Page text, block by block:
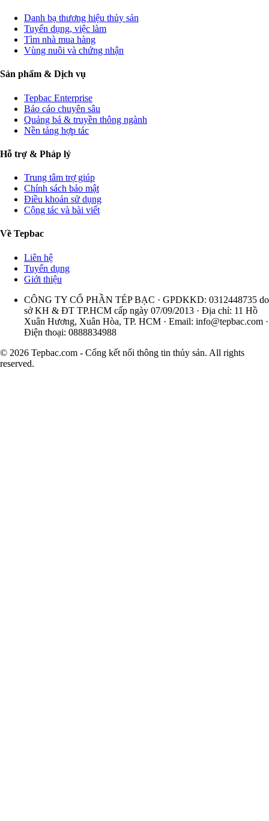
Danh bạ thương hiệu thủy sản
Tuyển dụng, việc làm
Tìm nhà mua hàng
Vùng nuôi và chứng nhận
Sản phẩm & Dịch vụ
Tepbac Enterprise
Báo cáo chuyên sâu
Quảng bá & truyền thông ngành
Nền tảng hợp tác
Hỗ trợ & Pháp lý
Trung tâm trợ giúp
Chính sách bảo mật
Điều khoản sử dụng
Cộng tác và bài viết
Về Tepbac
Liên hệ
Tuyển dụng
Giới thiệu
CÔNG TY CỔ PHẦN TÉP BẠC · GPDKKD: 0312448735 do
sở KH & ĐT TP.HCM cấp ngày 07/09/2013 · Địa chỉ: 11 Hồ
Xuân Hương, Xuân Hòa, TP. HCM · Email: info@tepbac.com ·
Điện thoại: 0888834988
© 2026 Tepbac.com - Cổng kết nối thông tin thủy sản. All rights
reserved.